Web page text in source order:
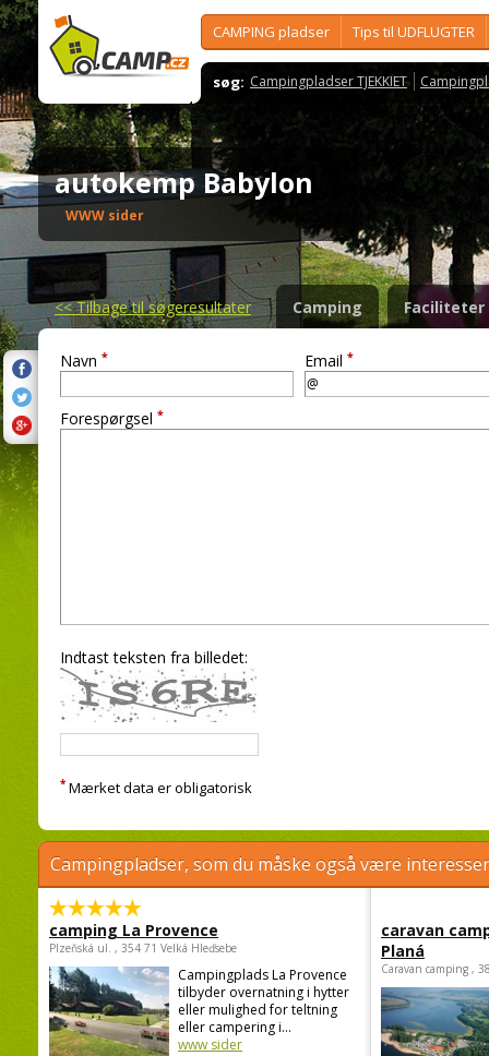
CAMPING pladser Tips til UDFLUGTER
søg: Campingpladser TJEKKIET
autokemp Babylon
WWW sider
<<Tilbage til søgeresultater Camping Faciliteter
Navn * Email *
Forespørgsel *
Indtast teksten fra billedet:
* Mærket data er obligatorisk
Campingpladser, som du måske også være
camping La Provence
Plzeňská ul. , 354 71 Velká Hleďsebe
Campingplads La Provence
tilbyder overnatning i hytter
eller mulighed for teltning
eller campering i...
www sider
caravan
Planá
Caravan camping ,